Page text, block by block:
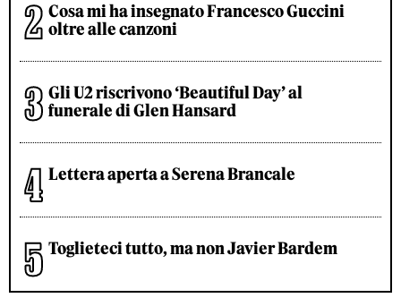
Cosa mi ha insegnato Francesco Guccini
oltre alle canzoni
Gli U2 riscrivono ‘Beautiful Day’ al
funerale di Glen Hansard
Lettera aperta a Serena Brancale
Toglieteci tutto, ma non Javier Bardem